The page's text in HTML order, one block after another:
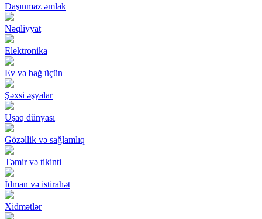
Daşınmaz əmlak
Nəqliyyat
Elektronika
Ev və bağ üçün
Şəxsi əşyalar
Uşaq dünyası
Gözəllik və sağlamlıq
Təmir və tikinti
İdman və istirahət
Xidmətlər